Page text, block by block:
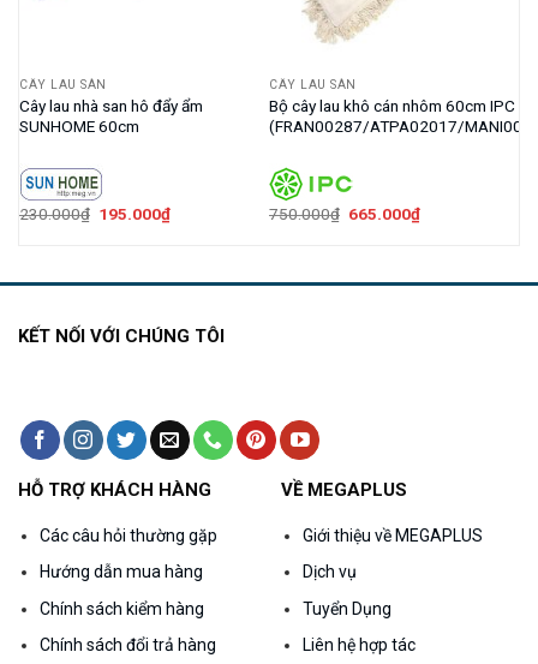
CÂY LAU SÀN
Cây lau nhà san hô đẩy ẩm
SUNHOME 60cm
230.000₫ Giá
195.000₫Giá
CÂY LAU SÀN
Bộ cây lau khô cán nhôm 60cm IPC
(FRAN00287/ATPA02017/
750.000₫ Giá
665.000₫Giá
KẾT NỐI VỚI CHÚNG TÔI
HỖ TRỢ KHÁCH HÀNG
Các câu hỏi thường gặp
Hướng dẫn mua hàng
Chính sách kiểm hàng
Chính sách đổi trả hàng
VỀ MEGAPLUS
Giới thiệu về MEGAPLUS
Dịch vụ
Tuyển Dụng
Liên hệ hợp tác